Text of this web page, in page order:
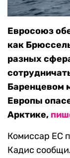
Евросоюз
как
разных
Баренцевом
Европы
Арктике,
Комиссар ЕС
Кадис